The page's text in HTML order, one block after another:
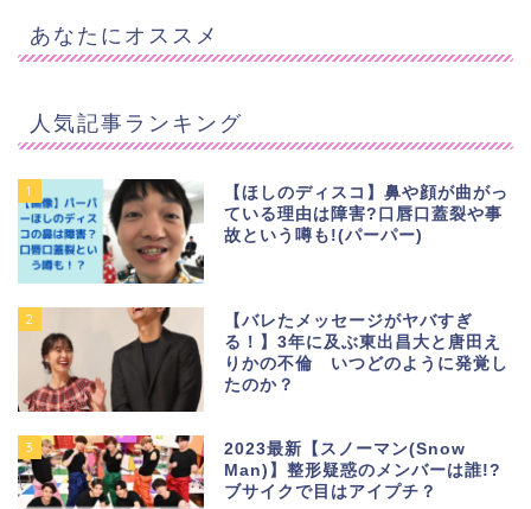
あなたにオススメ
人気記事ランキング
1
【ほしのディスコ】鼻や顔が曲がっ
ている理由は障害?口唇口蓋裂や事
故という噂も!(パーパー)
2
【バレたメッセージがヤバすぎ
る！】3年に及ぶ東出昌大と唐田え
りかの不倫 いつどのように発覚し
たのか？
3
2023最新【スノーマン(Snow
Man)】整形疑惑のメンバーは誰!?
ブサイクで目はアイプチ？